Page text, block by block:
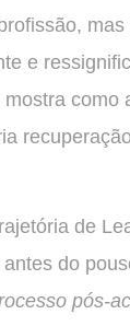
e
como
de
do
pós-